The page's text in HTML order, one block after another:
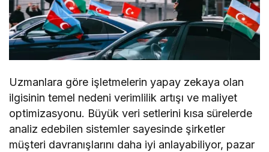
Uzmanlara göre işletmelerin yapay zekaya olan
ilgisinin temel nedeni verimlilik artışı ve maliyet
optimizasyonu. Büyük veri setlerini kısa sürelerde
analiz edebilen sistemler sayesinde şirketler
müşteri davranışlarını daha iyi anlayabiliyor, pazar